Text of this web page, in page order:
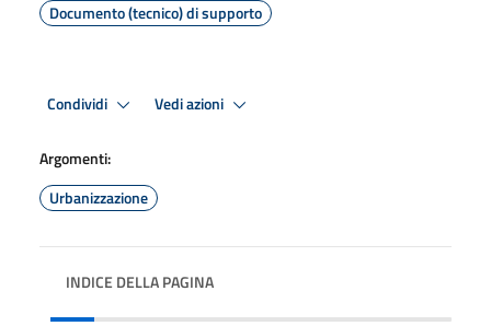
Documento (tecnico) di supporto
Condividi Vedi azioni
Argomenti:
Urbanizzazione
INDICE DELLA PAGINA